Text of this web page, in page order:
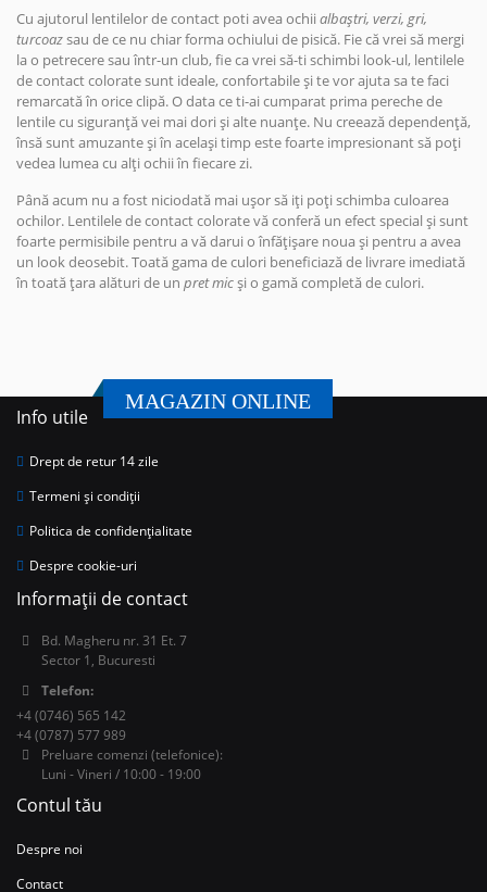
Cu ajutorul lentilelor de contact poti avea ochii albaștri, verzi, gri,
turcoazsau de ce nu chiar forma ochiului de pisică. Fie că vrei să mergi
la o petrecere sau într-un club, fie ca vrei să-ti schimbi look-ul, lentilele
de contact colorate sunt ideale, confortabile și te vor ajuta sa te faci
remarcată în orice clipă. O data ce ti-ai cumparat prima pereche de
lentile cu siguranță vei mai dori și alte nuanțe. Nu creează dependență,
însă sunt amuzante și în același timp este foarte impresionant să poți
vedea lumea cu alți ochii în fiecare zi.
Până acum nu a fost niciodată mai ușor să iți poți schimba culoarea
ochilor. Lentilele de contact colorate vă conferă un efect special și sunt
foarte permisibile pentru a vă darui o înfățișare noua și pentru a avea
un look deosebit. Toată gama de culori beneficiază de livrare imediată
în toată țara alături de un pret micși o gamă completă de culori.
MAGAZIN ONLINE
Info utile
Drept de retur 14 zile
Termeni și condiții
Politica de confidențialitate
Despre cookie-uri
Informații de contact
Bd. Magheru nr. 31 Et. 7
Sector 1, Bucuresti
Telefon:
+4 (0746) 565 142
+4 (0787) 577 989
Preluare comenzi (telefonice):
Luni - Vineri / 10:00 - 19:00
Contul tău
Despre noi
Contact